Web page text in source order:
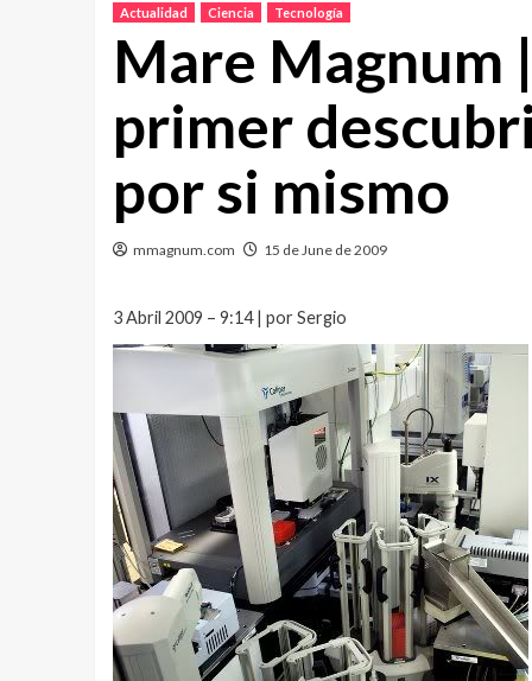
Actualidad Ciencia Tecnología
Mare Magnum
primer
por si mismo
mmagnum.com 15 de June de 2009
3 Abril 2009 – 9:14 | por Sergio